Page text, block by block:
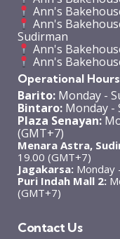
Ann's
Ann's
Sudirman
Ann's
Ann's
Operational Hours
Barito: Monday -
Bintaro: Monday -
Plaza Senayan:
(GMT+7)
Menara Astra,
19.00 (GMT+7)
Jagakarsa: Monday
Puri Indah Mall 2:
(GMT+7)
Contact Us